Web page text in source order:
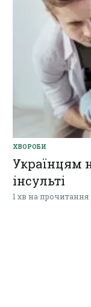
ХВОРОБИ
Українцям
інсульті
1 хв на прочитання